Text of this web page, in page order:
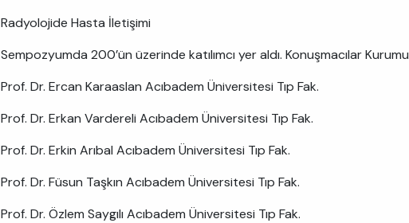
Radyolojide Hasta İletişimi
Sempozyumda 200’ün üzerinde katılımcı yer aldı. Konuşmacılar Kurumu
Prof. Dr. Ercan Karaaslan Acıbadem Üniversitesi Tıp Fak.
Prof. Dr. Erkan Vardereli Acıbadem Üniversitesi Tıp Fak.
Prof. Dr. Erkin Arıbal Acıbadem Üniversitesi Tıp Fak.
Prof. Dr. Füsun Taşkın Acıbadem Üniversitesi Tıp Fak.
Prof. Dr. Özlem Saygılı Acıbadem Üniversitesi Tıp Fak.